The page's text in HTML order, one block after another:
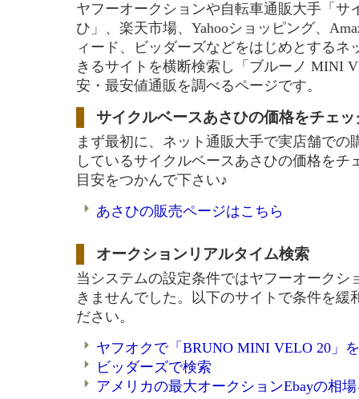
ヤフーオークションや自転車通販大手「サ
ひ」、楽天市場、Yahooショッピング、
ィード、ビッダーズなどをはじめとするネ
きるサイトを横断検索し「ブルーノ MINI
安・最安値通販を調べるページです。
サイクルベースあさひの価格をチェッ
まず最初に、ネット通販大手で実店舗での
しているサイクルベースあさひの価格をチ
目安をつかんで下さい♪
あさひの販売ページはこちら
オークションリアルタイム検索
当システムの設定条件ではヤフーオークシ
きませんでした。以下のサイトで条件を緩
ださい。
ヤフオクで「BRUNO MINI VELO 20」
ビッダーズで検索
アメリカの最大オークションEbayの相